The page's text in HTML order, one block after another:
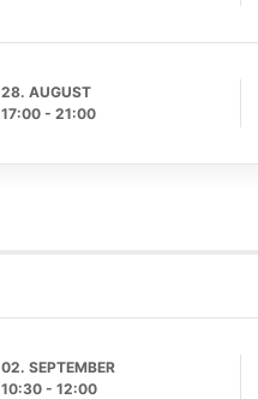
28. AUGUST
17:00- 21:00
02. SEPTEMBER
10:30- 12:00